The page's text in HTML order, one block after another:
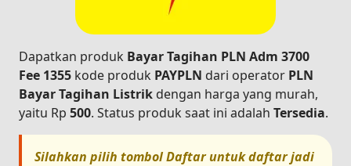
Dapatkan produk Bayar Tagihan PLN Adm 3700
Fee 1355 kode produk PAYPLN dari operator PLN
Bayar Tagihan Listrik dengan harga yang murah,
yaitu Rp 500. Status produk saat ini adalah Tersedia.
Silahkan pilih tombolDaftaruntuk daftar jadi